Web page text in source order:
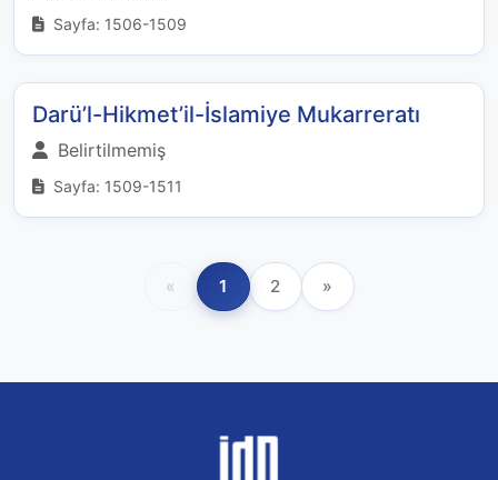
Sayfa: 1506-1509
Darü’l-Hikmet’il-İslamiye Mukarreratı
Belirtilmemiş
Sayfa: 1509-1511
« 1 2 »